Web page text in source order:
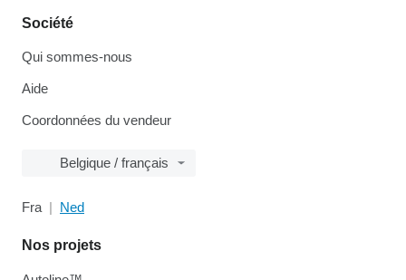
Société
Qui sommes-nous
Aide
Coordonnées du vendeur
Belgique / français
Fra Ned
Nos projets